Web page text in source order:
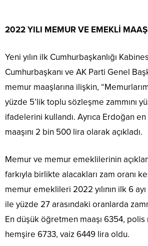
2022 YILI MEMUR VE EMEKLİ
Yeni yılın ilk Cumhurbaşkanlığı
Cumhurbaşkanı ve AK Parti Genel
memur maaşlarına ilişkin,
yüzde 5’lik toplu sözleşme zammını
ifadelerini kullandı. Ayrıca Erdoğan
maaşını 2 bin 500 lira olarak açıkladı.
Memur ve memur emeklilerinin
farkıyla birlikte alacakları zam oranı
memur emeklileri 2022 yılının ilk 6
ile yüzde 27 arasındaki oranlarda
En düşük öğretmen maaşı 6354, polis
hemşire 6733, vaiz 6449 lira oldu.